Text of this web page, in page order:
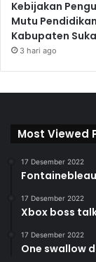
Kebijakan
Mutu
Kabupaten
3 hari ago
Most Viewed
17 Desember 2022
17 Desember 2022
Xbox boss
17 Desember 2022
One swallow